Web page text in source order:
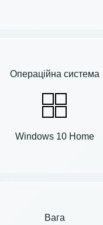
Операційна система
Windows 10 Home
Вага